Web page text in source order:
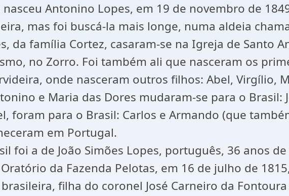
Antonino Lopes, em 19 de novembro de
mas foi buscá-la mais longe, numa aldeia
da família Cortez, casaram-se na Igreja de Santo
no Zorro. Foi também ali que nasceram os
onde nasceram outros filhos: Abel, Virgílio,
e Maria das Dores mudaram-se para o Brasil:
foram para o Brasil: Carlos e Armando (que
em Portugal.
foi a de João Simões Lopes, português, 36 anos
da Fazenda Pelotas, em 16 de julho de
filha do coronel José Carneiro da